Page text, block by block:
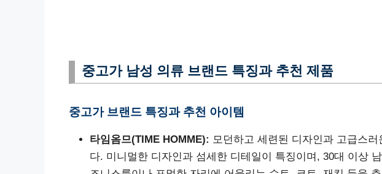
중고가 남성 의류 브랜드 특징과 추천 제품
중고가 브랜드 특징과 추천 아이템
타임옴므(TIME HOMME): 모던하고 세련된 디자인과 고급스
다. 미니멀한 디자인과 섬세한 디테일이 특징이며, 30대 이상